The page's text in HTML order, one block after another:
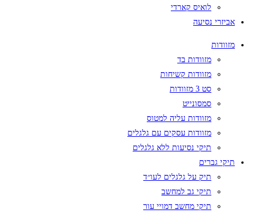
לואיס קארדי
אביזרי נסיעה
מזוודות
מזוודות בד
מזוודות קשיחות
סט 3 מזוודות
סמסונייט
מזוודות עליה למטוס
מזוודות עסקים עם גלגלים
תיקי נסיעות ללא גלגלים
תיקי גברים
תיק על גלגלים לעו״ד
תיקי גב למחשב
תיקי מחשב דמויי עור